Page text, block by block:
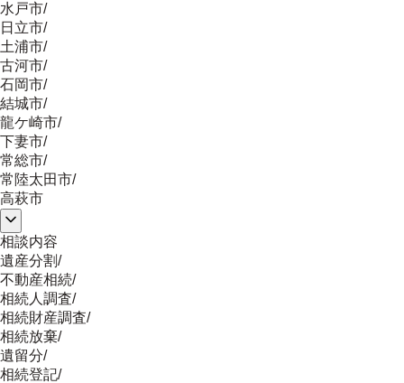
水戸市/
日立市/
土浦市/
古河市/
石岡市/
結城市/
龍ケ崎市/
下妻市/
常総市/
常陸太田市/
高萩市
相談内容
遺産分割/
不動産相続/
相続人調査/
相続財産調査/
相続放棄/
遺留分/
相続登記/